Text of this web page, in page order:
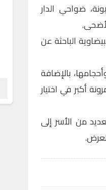
ضواحي الدار
الباحثة عن
بالإضافة
أكبر في اختيار
من الأسر إلى